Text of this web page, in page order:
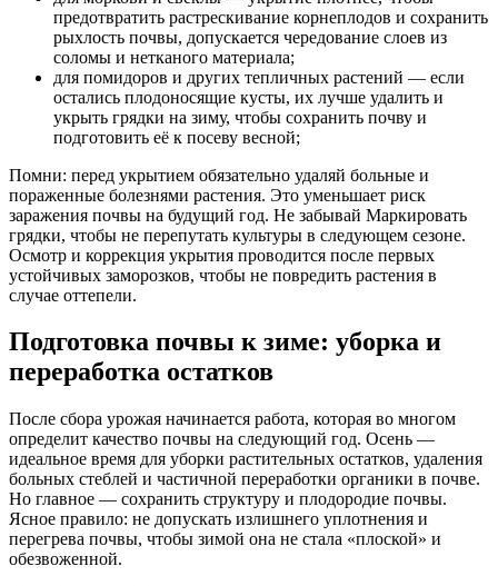
предотвратить растрескивание корнеплодов и сохранить
рыхлость почвы, допускается чередование слоев из
соломы и нетканого материала;
для помидоров и других тепличных растений — если
остались плодоносящие кусты, их лучше удалить и
укрыть грядки на зиму, чтобы сохранить почву и
подготовить её к посеву весной;
Помни: перед укрытием обязательно удаляй больные и
пораженные болезнями растения. Это уменьшает риск
заражения почвы на будущий год. Не забывай Маркировать
грядки, чтобы не перепутать культуры в следующем сезоне.
Осмотр и коррекция укрытия проводится после первых
устойчивых заморозков, чтобы не повредить растения в
случае оттепели.
Подготовка почвы к зиме: уборка и
переработка остатков
После сбора урожая начинается работа, которая во многом
определит качество почвы на следующий год. Осень —
идеальное время для уборки растительных остатков, удаления
больных стеблей и частичной переработки органики в почве.
Но главное — сохранить структуру и плодородие почвы.
Ясное правило: не допускать излишнего уплотнения и
перегрева почвы, чтобы зимой она не стала «плоской» и
обезвоженной.